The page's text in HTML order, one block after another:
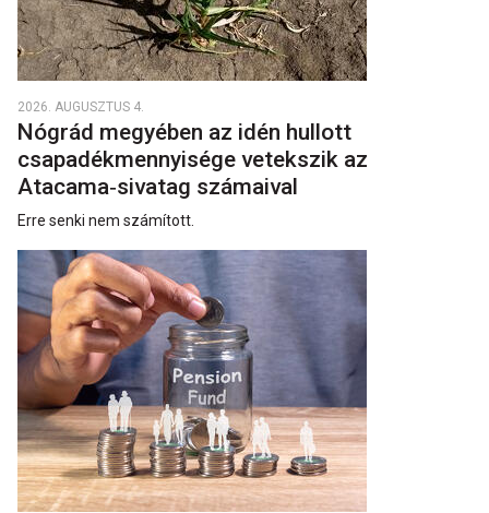
2026. AUGUSZTUS 4.
Nógrád megyében az idén hullott
csapadékmennyisége vetekszik az
Atacama‑sivatag számaival
Erre senki nem számított.